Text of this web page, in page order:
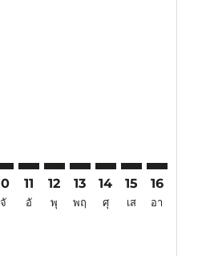
จั
11
อั
12
พุ
13
พฤ
14
ศุ
15
เส
16
อา